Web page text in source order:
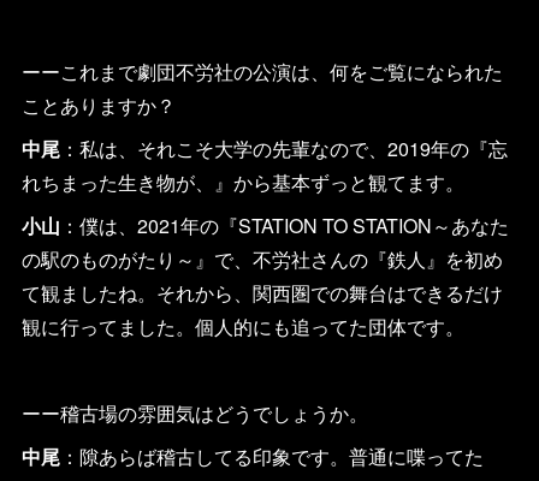
ーーこれまで劇団不労社の公演は、何をご覧になられた
ことありますか？
中尾：私は、それこそ大学の先輩なので、2019年の『忘
れちまった生き物が、』から基本ずっと観てます。
小山 ：僕は、2021年の『STATION TO STATION～あなた
の駅のものがたり～』で、不労社さんの『鉄人』を初め
て観ましたね。それから、関西圏での舞台はできるだけ
観に行ってました。個人的にも追ってた団体です。
ーー稽古場の雰囲気はどうでしょうか。
中尾：隙あらば稽古してる印象です。普通に喋ってた